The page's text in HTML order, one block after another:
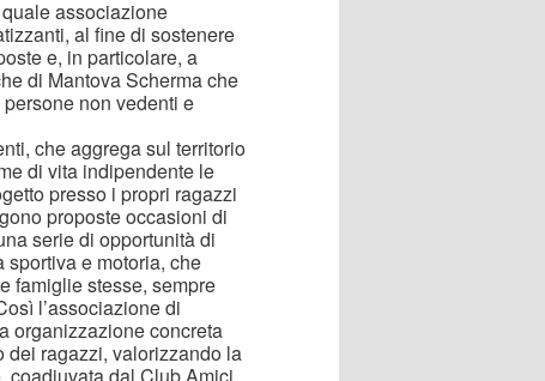
associazione
al fine di sostenere
e, in particolare, a
di Mantova Scherma che
non vedenti e
che aggrega sul territorio
di vita indipendente le
presso i propri ragazzi
proposte occasioni di
serie di opportunità di
e motoria, che
famiglie stesse, sempre
l’associazione di
organizzazione concreta
dei ragazzi, valorizzando la
coadiuvata dal Club Amici